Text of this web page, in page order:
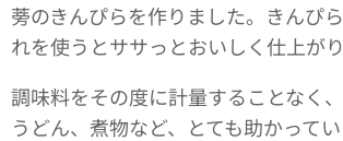
蒡のきんぴらを作りました。きんぴ
れを使うとササっとおいしく仕上がり
調味料をその度に計量することなく
うどん、煮物など、とても助かってい